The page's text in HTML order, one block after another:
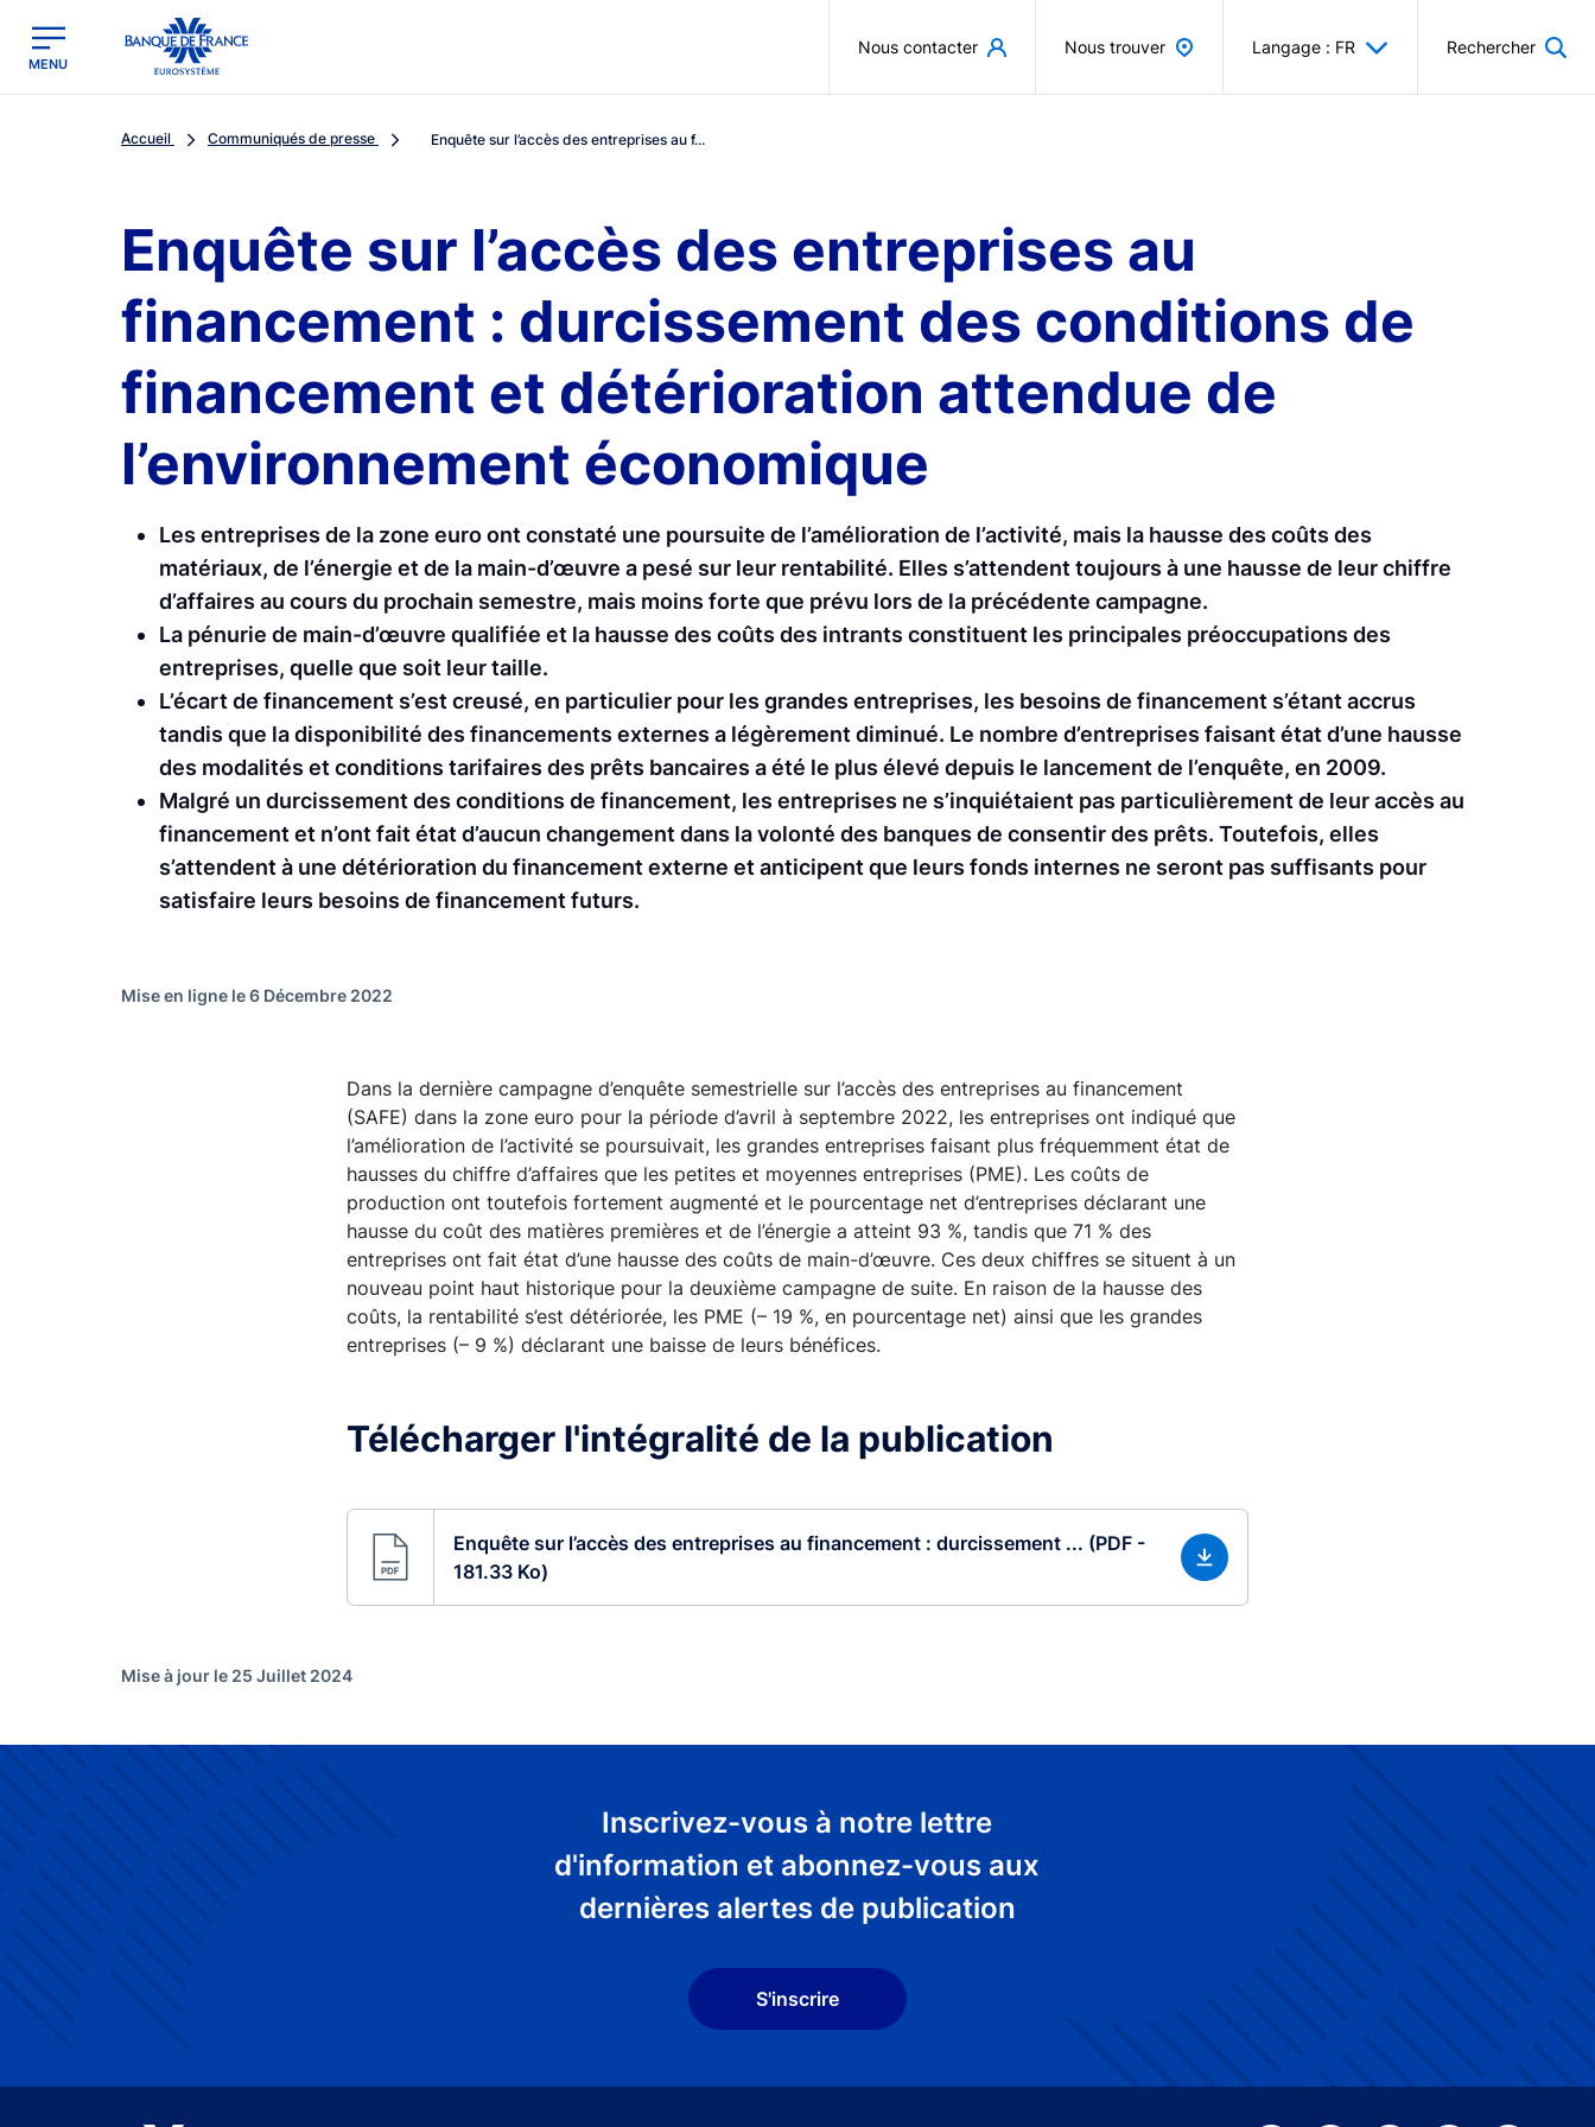
Banque de France - Menu Principal
MENU
Nous contacter Nous trouver Langage : FR Rechercher
Accueil Communiqués de presse Enquête sur l’accès des entreprises au f...
Enquête sur l’accès des entreprises au
financement : durcissement des conditions de
financement et détérioration attendue de
l’environnement économique
Les entreprises de la zone euro ont constaté une poursuite de l’amélioration de l’activité, mais la hausse des coûts des
matériaux, de l’énergie et de la main-d’œuvre a pesé sur leur rentabilité. Elles s’attendent toujours à une hausse de leur chiffre
d’affaires au cours du prochain semestre, mais moins forte que prévu lors de la précédente campagne.
La pénurie de main-d’œuvre qualifiée et la hausse des coûts des intrants constituent les principales préoccupations des
entreprises, quelle que soit leur taille.
L’écart de financement s’est creusé, en particulier pour les grandes entreprises, les besoins de financement s’étant accrus
tandis que la disponibilité des financements externes a légèrement diminué. Le nombre d’entreprises faisant état d’une hausse
des modalités et conditions tarifaires des prêts bancaires a été le plus élevé depuis le lancement de l’enquête, en 2009.
Malgré un durcissement des conditions de financement, les entreprises ne s’inquiétaient pas particulièrement de leur accès au
financement et n’ont fait état d’aucun changement dans la volonté des banques de consentir des prêts. Toutefois, elles
s’attendent à une détérioration du financement externe et anticipent que leurs fonds internes ne seront pas suffisants pour
satisfaire leurs besoins de financement futurs.
Mise en ligne le 6 Décembre 2022
Dans la dernière campagne d’enquête semestrielle sur l’accès des entreprises au financement
(SAFE) dans la zone euro pour la période d’avril à septembre 2022, les entreprises ont indiqué que
l’amélioration de l’activité se poursuivait, les grandes entreprises faisant plus fréquemment état de
hausses du chiffre d’affaires que les petites et moyennes entreprises (PME). Les coûts de
production ont toutefois fortement augmenté et le pourcentage net d’entreprises déclarant une
hausse du coût des matières premières et de l’énergie a atteint 93 %, tandis que 71 % des
entreprises ont fait état d’une hausse des coûts de main-d’œuvre. Ces deux chiffres se situent à un
nouveau point haut historique pour la deuxième campagne de suite. En raison de la hausse des
coûts, la rentabilité s’est détériorée, les PME (– 19 %, en pourcentage net) ainsi que les grandes
entreprises (– 9 %) déclarant une baisse de leurs bénéfices.
Télécharger l'intégralité de la publication
Enquête sur l’accès des entreprises au financement : durcissement ... (PDF -
181.33 Ko)
Mise à jour le 25 Juillet 2024
Inscrivez-vous à notre lettre
d'information et abonnez-vous aux
dernières alertes de publication
S'inscrire